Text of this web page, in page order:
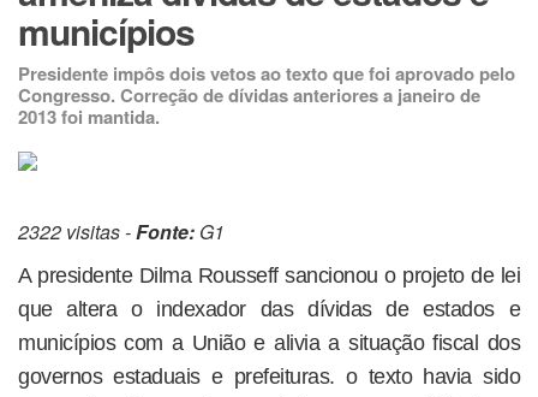
municípios
Presidente impôs dois vetos ao texto que foi aprovado pelo
Congresso. Correção de dívidas anteriores a janeiro de
2013 foi mantida.
2322 visitas -Fonte: G1
A presidente Dilma Rousseff sancionou o projeto de lei
que altera o indexador das dívidas de estados e
municípios com a União e alivia a situação fiscal dos
governos estaduais e prefeituras. o texto havia sido